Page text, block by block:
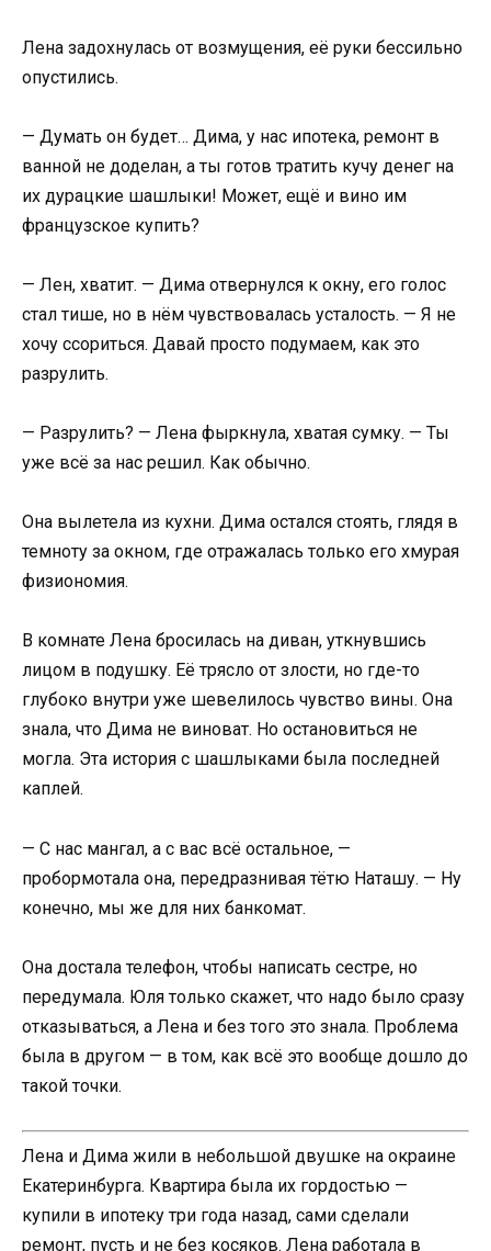
Лена задохнулась от возмущения, её руки бессильно
опустились.
— Думать он будет… Дима, у нас ипотека, ремонт в
ванной не доделан, а ты готов тратить кучу денег на
их дурацкие шашлыки! Может, ещё и вино им
французское купить?
— Лен, хватит. — Дима отвернулся к окну, его голос
стал тише, но в нём чувствовалась усталость. — Я не
хочу ссориться. Давай просто подумаем, как это
разрулить.
— Разрулить? — Лена фыркнула, хватая сумку. — Ты
уже всё за нас решил. Как обычно.
Она вылетела из кухни. Дима остался стоять, глядя в
темноту за окном, где отражалась только его хмурая
физиономия.
В комнате Лена бросилась на диван, уткнувшись
лицом в подушку. Её трясло от злости, но где-то
глубоко внутри уже шевелилось чувство вины. Она
знала, что Дима не виноват. Но остановиться не
могла. Эта история с шашлыками была последней
каплей.
— С нас мангал, а с вас всё остальное, —
пробормотала она, передразнивая тётю Наташу. — Ну
конечно, мы же для них банкомат.
Она достала телефон, чтобы написать сестре, но
передумала. Юля только скажет, что надо было сразу
отказываться, а Лена и без того это знала. Проблема
была в другом — в том, как всё это вообще дошло до
такой точки.
Лена и Дима жили в небольшой двушке на окраине
Екатеринбурга. Квартира была их гордостью —
купили в ипотеку три года назад, сами сделали
ремонт, пусть и не без косяков. Лена работала в